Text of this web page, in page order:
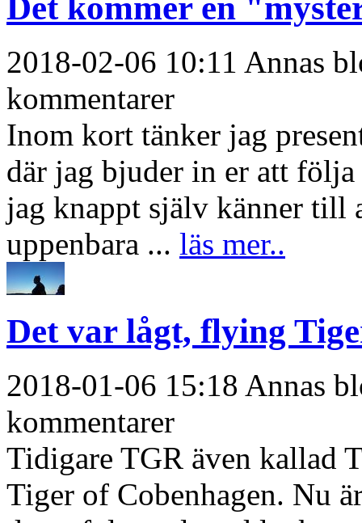
Det kommer en
2018-02-06 10:11 Annas
kommentarer
Inom kort tänker jag
där jag bjuder in er att
jag knappt själv känner till
uppenbara ... läs mer..
Det var lågt, flying
2018-01-06 15:18 Annas
kommentarer
Tidigare TGR även kallad
Tiger of Cobenhagen. Nu